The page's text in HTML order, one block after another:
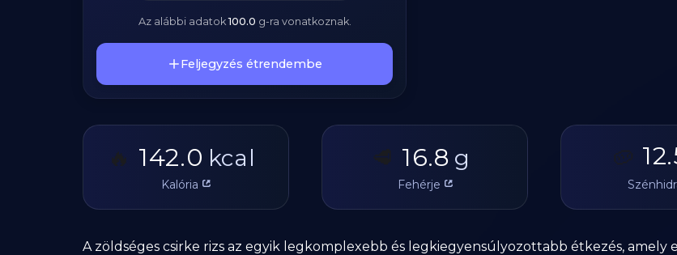
Az alábbi adatok100.0 g-ra vonatkoznak.
Feljegyzés étrendembe
🔥 142.0 kcal
Kalória
🥩 16.8 g
Fehérje
🥔
A zöldséges csirke rizs az egyik legkomplexebb és legkiegyensúlyozottabb étkezés, amely